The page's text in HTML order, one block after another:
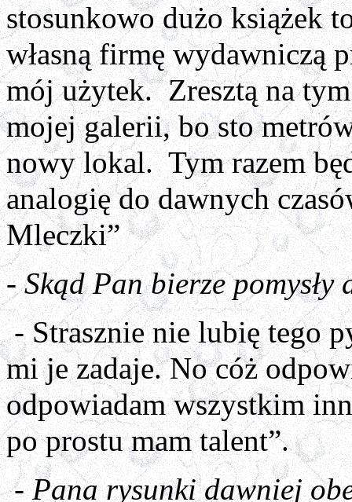
stosunkowo dużo książek
własną firmę wydawniczą
mój użytek. Zresztą na
mojej galerii, bo sto
nowy lokal. Tym razem
analogię do dawnych
Mleczki”
- Skąd Pan bierze
- Strasznie nie lubię tego
mi je zadaje. No cóż
odpowiadam wszystkim
po prostu mam talent”.
- Pana rysunki dawniej